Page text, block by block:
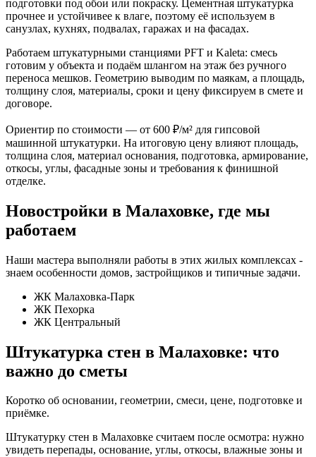
подготовки под обои или покраску. Цементная штукатурка
прочнее и устойчивее к влаге, поэтому её используем в
санузлах, кухнях, подвалах, гаражах и на фасадах.
Работаем штукатурными станциями PFT и Kaleta: смесь
готовим у объекта и подаём шлангом на этаж без ручного
переноса мешков. Геометрию выводим по маякам, а площадь,
толщину слоя, материалы, сроки и цену фиксируем в смете и
договоре.
Ориентир по стоимости — от 600 ₽/м² для гипсовой
машинной штукатурки. На итоговую цену влияют площадь,
толщина слоя, материал основания, подготовка, армирование,
откосы, углы, фасадные зоны и требования к финишной
отделке.
Новостройки в Малаховке, где мы
работаем
Наши мастера выполняли работы в этих жилых комплексах -
знаем особенности домов, застройщиков и типичные задачи.
ЖК Малаховка-Парк
ЖК Пехорка
ЖК Центральный
Штукатурка стен в Малаховке: что
важно до сметы
Коротко об основании, геометрии, смеси, цене, подготовке и
приёмке.
Штукатурку стен в Малаховке считаем после осмотра: нужно
увидеть перепады, основание, углы, откосы, влажные зоны и